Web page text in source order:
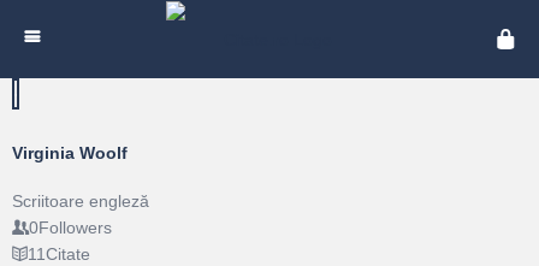
Virginia Woolf
Scriitoare engleză
0Followers
11Citate